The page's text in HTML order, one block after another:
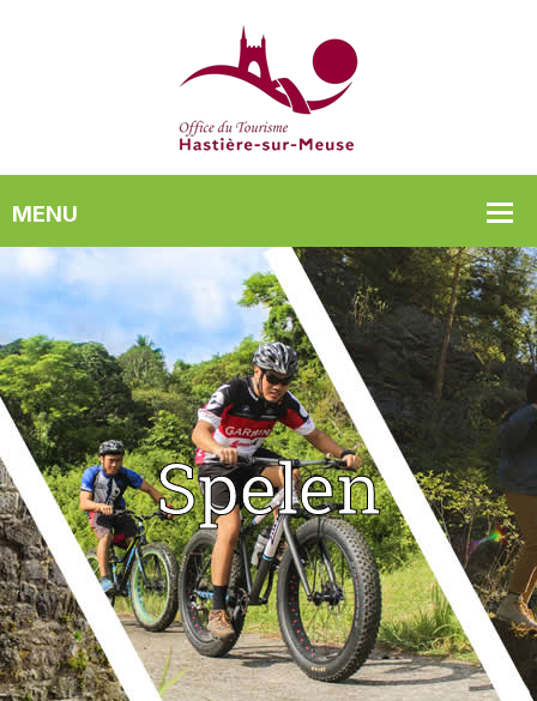
Spelen